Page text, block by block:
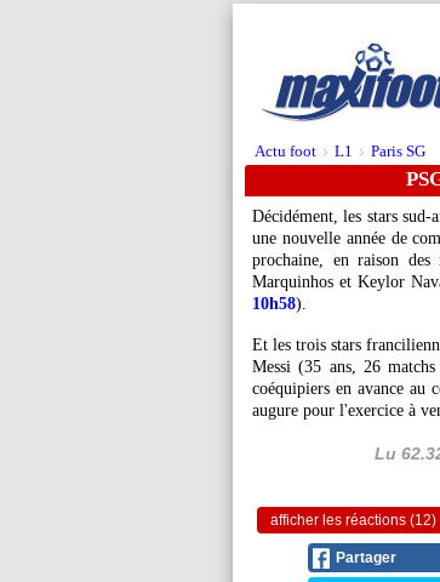
Actu foot > L1 > Paris SG
Décidément, les stars
une nouvelle année de
prochaine, en raison des
Marquinhos et Keylor
10h58).
Et les trois stars
Messi (35 ans, 26
coéquipiers en avance au
augure pour l'exercice à
Lu
afficher les réactions (12)
Partager